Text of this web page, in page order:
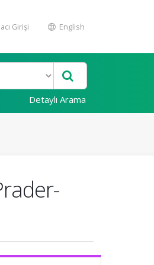
Girişi English
Detaylı Arama